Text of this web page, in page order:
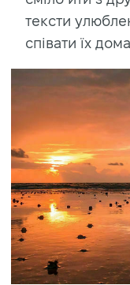
тексти
співати їх